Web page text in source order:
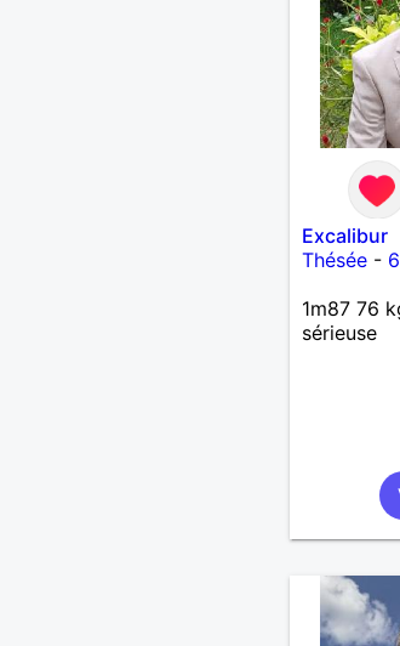
Excalibur
Thésée-
1m87 76
sérieuse